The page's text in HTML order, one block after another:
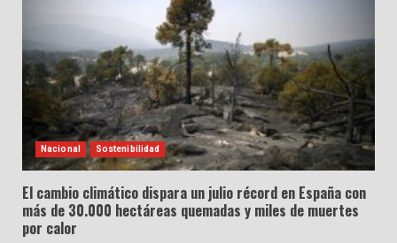
Nacional Sostenibilidad
El cambio climático dispara un julio récord en España con
más de 30.000 hectáreas quemadas y miles de muertes
por calor